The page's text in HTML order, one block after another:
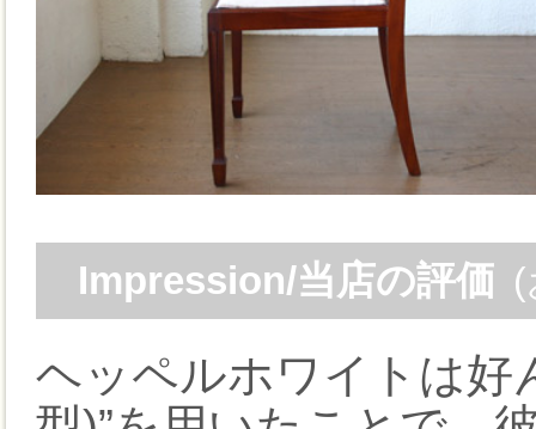
Impression/当店の評価
ヘッペルホワイトは好